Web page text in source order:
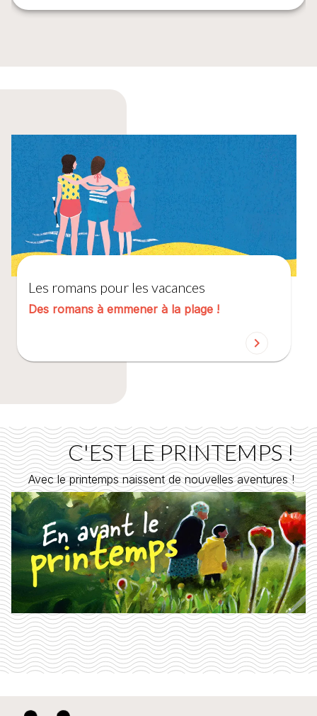
Les romans pour les vacances
Des romans à emmener à la plage !
chevron_right
C'EST LE PRINTEMPS !
Avec le printemps naissent de nouvelles aventures !